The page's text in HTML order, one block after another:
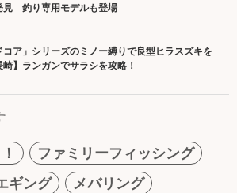
見 釣り専用モデルも登場
コア」シリーズのミノー縛りで良型ヒラスズキを
】ランガンでサラシを攻略！
ファミリーフィッシング
ギング
メバリング